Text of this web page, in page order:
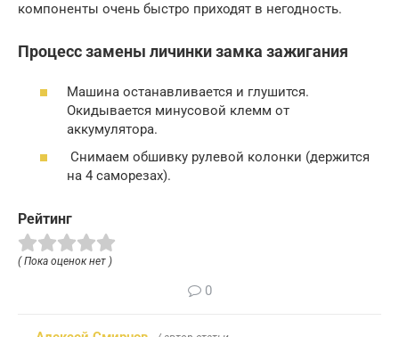
компоненты очень быстро приходят в негодность.
Процесс замены личинки замка зажигания
Машина останавливается и глушится.
Окидывается минусовой клемм от
аккумулятора.
Снимаем обшивку рулевой колонки (держится
на 4 саморезах).
Рейтинг
( Пока оценок нет )
0